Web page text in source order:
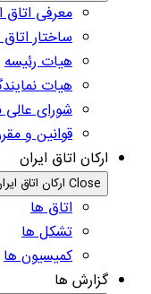
معرفی اتاق
ساختار اتاق
هیات رئیسه
هیات
شورای عالی
قوانین و
ارکان اتاق ایران
Close ارکان اتاق ایران
اتاق ها
تشکل ها
کمیسیون ها
گزارش ها